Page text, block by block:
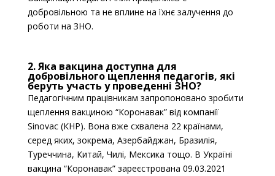
добровільною та не вплине на їхнє залучення до
роботи на ЗНО.
2. Яка вакцина доступна для
добровільного щеплення педагогів, які
беруть участь у проведенні ЗНО?
Педагогічним працівникам запропоновано зробити
щеплення вакциною “Коронавак” від компанії
Sinovac (КНР). Вона вже схвалена 22 країнами,
серед яких, зокрема, Азербайджан, Бразилія,
Туреччина, Китай, Чилі, Мексика тощо. В Україні
вакцина “Коронавак” зареєстрована 09.03.2021